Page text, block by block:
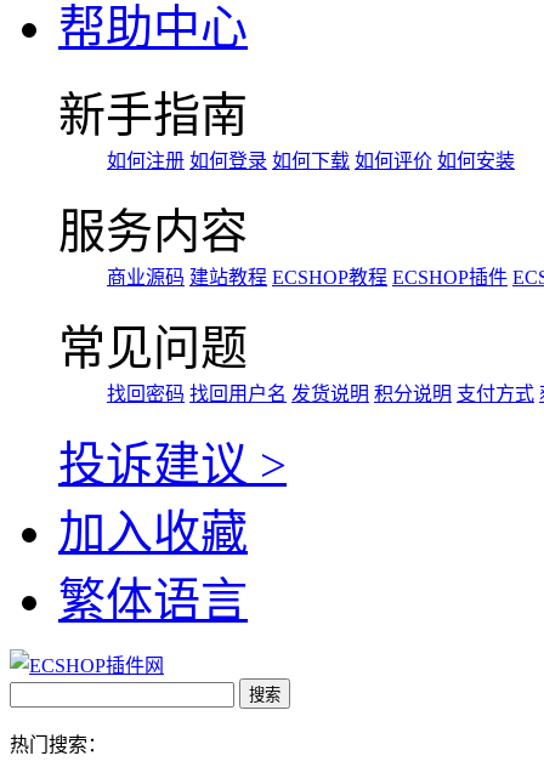
帮助中心
新手指南
如何注册 如何登录 如何下载 如何评价 如何安装
服务内容
商业源码 建站教程 ECSHOP教程 ECSHOP插件
常见问题
找回密码 找回用户名 发货说明 积分说明 支付方式
投诉建议 >
加入收藏
繁体语言
热门搜索：